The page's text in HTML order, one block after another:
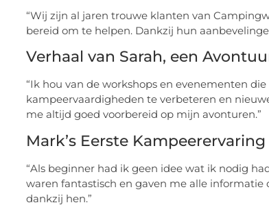
“Wij zijn al jaren trouwe klanten van
bereid om te helpen. Dankzij hun
Verhaal van Sarah, een
“Ik hou van de workshops en evenementen
kampeervaardigheden te verbeteren en
me altijd goed voorbereid op mijn avonturen.”
Mark’s Eerste Kampeerervaring
“Als beginner had ik geen idee wat ik nodig
waren fantastisch en gaven me alle informatie
dankzij hen.”